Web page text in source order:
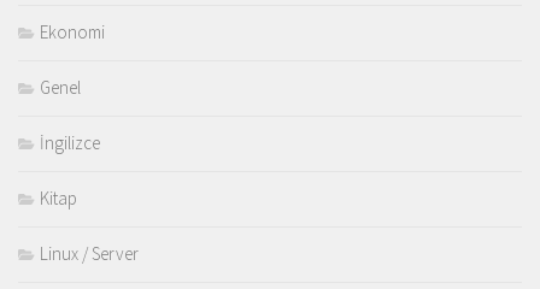
Ekonomi
Genel
İngilizce
Kitap
Linux / Server